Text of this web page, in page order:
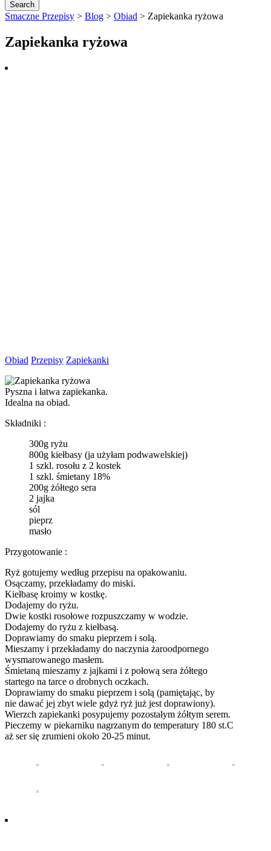
Smaczne Przepisy > Blog > Obiad > Zapiekanka ryżowa
Zapiekanka ryżowa
Obiad Przepisy Zapiekanki
Pyszna i łatwa zapiekanka.
Idealna na obiad.
Składniki :
300g ryżu
800g kiełbasy (ja użyłam podwawelskiej)
1 szkl. rosołu z 2 kostek
1 szkl. śmietany 18%
200g żółtego sera
2 jajka
sól
pieprz
masło
Przygotowanie :
Ryż gotujemy według przepisu na opakowaniu.
Osączamy, przekładamy do miski.
Kiełbasę kroimy w kostkę.
Dodajemy do ryżu.
Dwie kostki rosołowe rozpuszczamy w wodzie.
Dodajemy do ryżu z kiełbasą.
Doprawiamy do smaku pieprzem i solą.
Mieszamy i przekładamy do naczynia żaroodpornego
wysmarowanego masłem.
Śmietaną mieszamy z jajkami i z połową sera żółtego
startego na tarce o drobnych oczkach.
Doprawiamy do smaku pieprzem i solą (pamiętając, by
nie dawać jej zbyt wiele gdyż ryż już jest doprawiony).
Wierzch zapiekanki posypujemy pozostałym żółtym serem.
Pieczemy w piekarniku nagrzanym do temperatury 180 st.C
aż ser się zrumieni około 20-25 minut.